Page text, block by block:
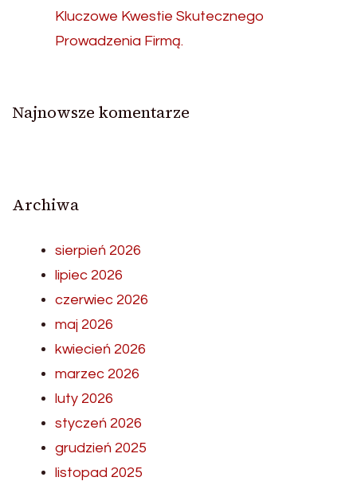
Kluczowe Kwestie Skutecznego
Prowadzenia Firmą.
Najnowsze komentarze
Archiwa
sierpień 2026
lipiec 2026
czerwiec 2026
maj 2026
kwiecień 2026
marzec 2026
luty 2026
styczeń 2026
grudzień 2025
listopad 2025